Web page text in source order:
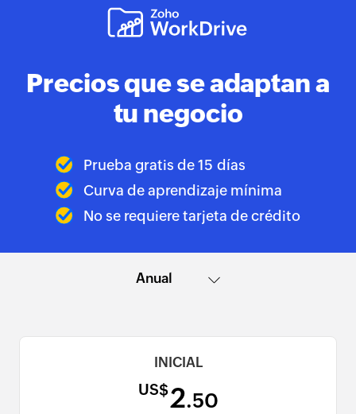
Precios que se adaptan a
tu negocio
Prueba gratis de 15 días
Curva de aprendizaje mínima
No se requiere tarjeta de crédito
INICIAL
US$2.50